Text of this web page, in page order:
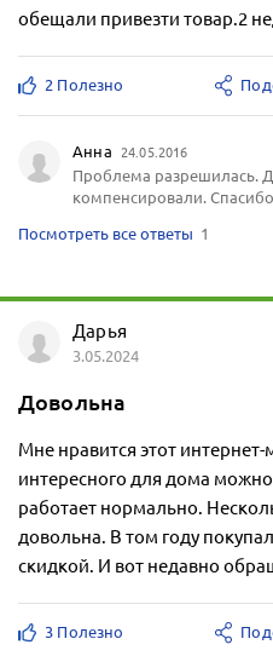
обещали привезти товар.2
2 Полезно
Анна 24.05.2016
Проблема разрешилась.
компенсировали.
Посмотреть все ответы 1
Дарья
3.05.2024
Довольна
Мне нравится этот
интересного для дома
работает нормально.
довольна. В том году
скидкой. И вот недавно
3 Полезно